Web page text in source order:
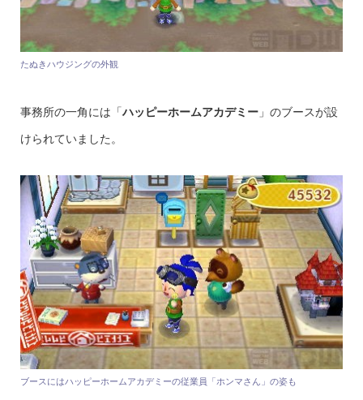
たぬきハウジングの外観
事務所の一角には「ハッピーホームアカデミー」のブースが設
けられていました。
ブースにはハッピーホームアカデミーの従業員「ホンマさん」の姿も